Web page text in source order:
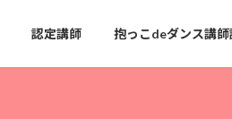
認定講師 抱っこdeダンス講